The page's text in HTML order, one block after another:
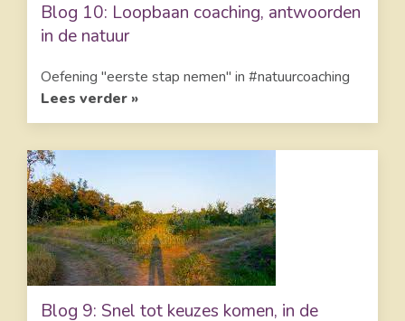
Blog 10: Loopbaan coaching, antwoorden
in de natuur
Oefening "eerste stap nemen" in #natuurcoaching
Lees verder »
Blog 9: Snel tot keuzes komen, in de